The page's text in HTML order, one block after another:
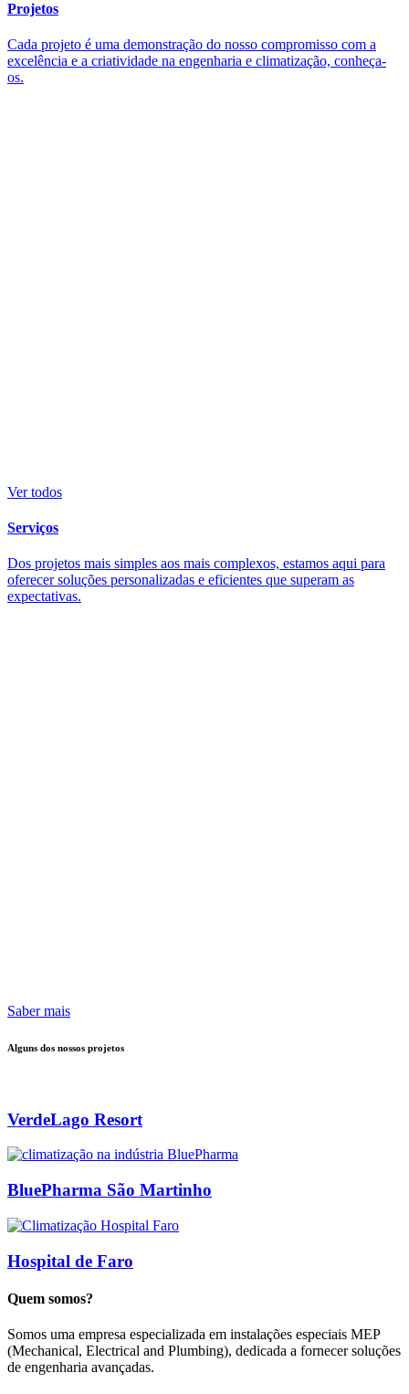
Projetos
Cada projeto é uma demonstração do nosso compromisso com a
excelência e a criatividade na engenharia e climatização, conheça-
os.
Ver todos
Serviços
Dos projetos mais simples aos mais complexos, estamos aqui para
oferecer soluções personalizadas e eficientes que superam as
expectativas.
Saber mais
Alguns dos nossos projetos
VerdeLago Resort
BluePharma São Martinho
Hospital de Faro
Quem somos?
Somos uma empresa especializada em instalações especiais MEP
(Mechanical, Electrical and Plumbing), dedicada a fornecer soluções
de engenharia avançadas.